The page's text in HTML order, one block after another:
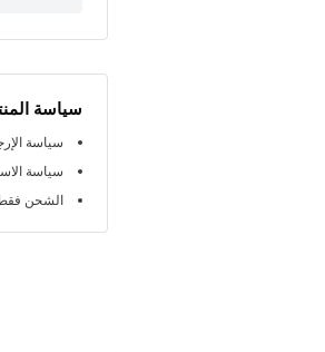
سياسة
سياسة الإرجاع
سياسة
الشحن فقط